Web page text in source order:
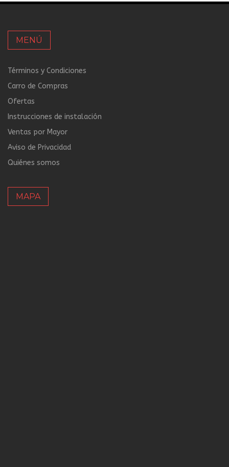
MENÚ
Términos y Condiciones
Carro de Compras
Ofertas
Instrucciones de instalación
Ventas por Mayor
Aviso de Privacidad
Quiénes somos
MAPA